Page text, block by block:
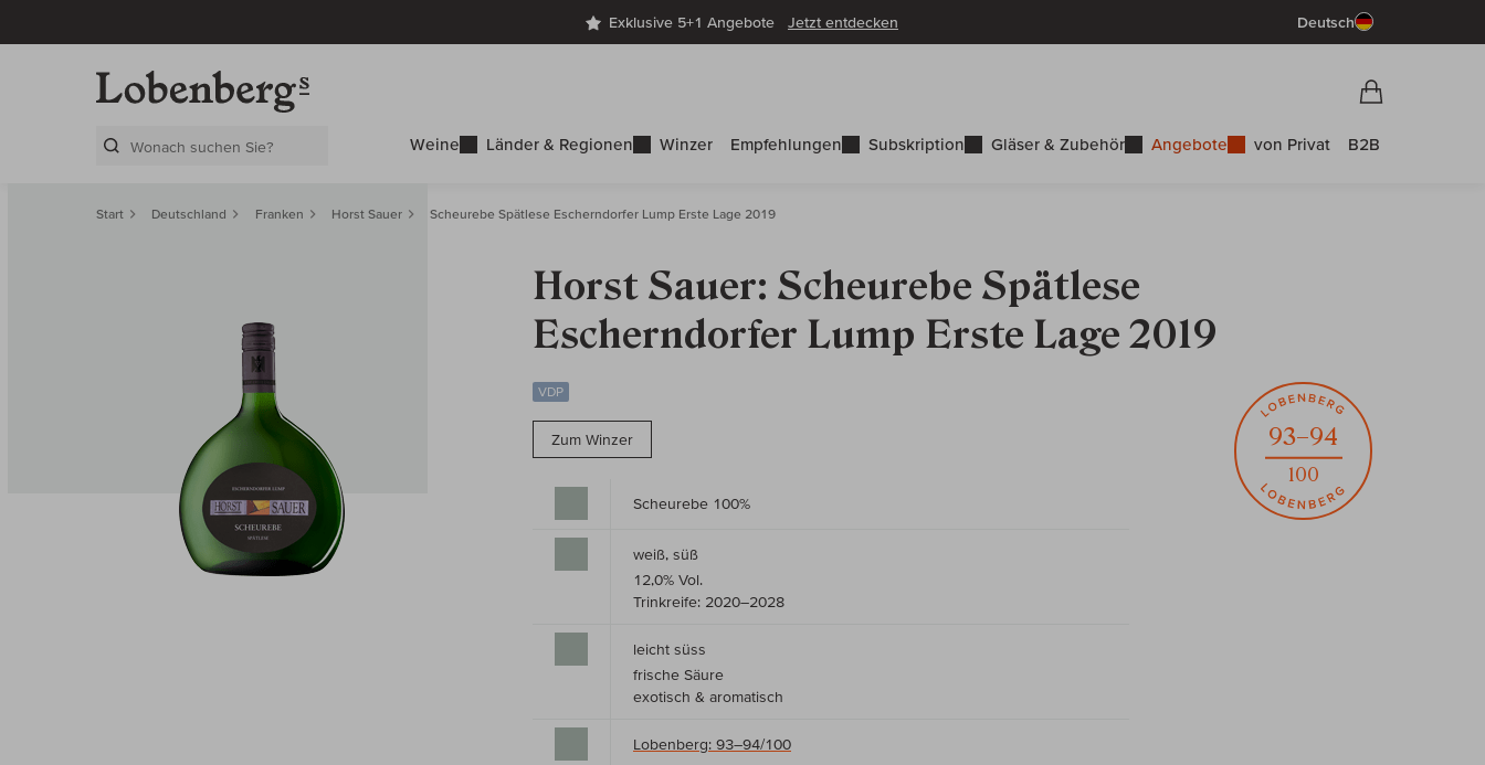
Exklusive 5+1 Angebote Jetzt entdecken Deutsch
Weine Länder & Regionen Winzer Empfehlungen Subskription Gläser & Zubehör Angebote von Privat B2B
Start Deutschland Franken Horst Sauer Scheurebe Spätlese Escherndorfer Lump Erste Lage 2019
Horst Sauer: Scheurebe Spätlese
Escherndorfer Lump Erste Lage 2019
VDP
Zum Winzer 93–94
100
Scheurebe 100%
weiß, süß
12,0% Vol.
Trinkreife: 2020–2028
leicht süss
frische Säure
exotisch & aromatisch
Lobenberg: 93–94/100